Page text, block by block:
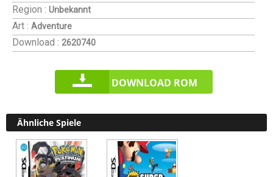
Region : Unbekannt
Art : Adventure
Download : 2620740
DOWNLOAD ROM
Ähnliche Spiele